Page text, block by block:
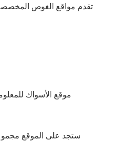
تقدم مواقع الغوص المخصصة
موقع الأسواك
ستجد على الموقع